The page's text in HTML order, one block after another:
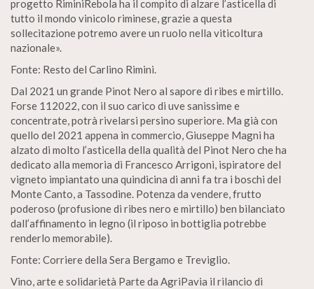
progetto RiminiRebola ha il compito di alzare l’asticella di
tutto il mondo vinicolo riminese, grazie a questa
sollecitazione potremo avere un ruolo nella viticoltura
nazionale».
Fonte: Resto del Carlino Rimini.
Dal 2021 un grande Pinot Nero al sapore di ribes e mirtillo.
Forse 112022, con il suo carico di uve sanissime e
concentrate, potrà rivelarsi persino superiore. Ma già con
quello del 2021 appena in commercio, Giuseppe Magni ha
alzato di molto l’asticella della qualità del Pinot Nero che ha
dedicato alla memoria di Francesco Arrigoni, ispiratore del
vigneto impiantato una quindicina di anni fa tra i boschi del
Monte Canto, a Tassodine. Potenza da vendere, frutto
poderoso (profusione di ribes nero e mirtillo) ben bilanciato
dall’affinamento in legno (il riposo in bottiglia potrebbe
renderlo memorabile).
Fonte: Corriere della Sera Bergamo e Treviglio.
Vino, arte e solidarietà Parte da AgriPavia il rilancio di